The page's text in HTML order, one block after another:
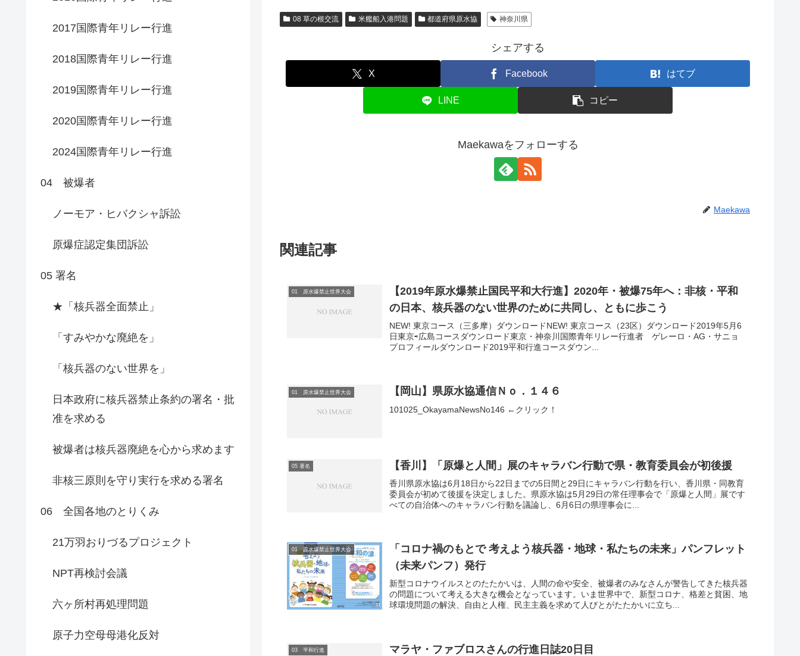
08 草の根交流 米艦船入港問題 都道府県原水協 神奈川県
シェアする
X Facebook はてブ
LINE コピー
Maekawaをフォローする
Maekawa
関連記事
01 原水爆禁止世界大会
【2019年原水爆禁止国民平和大行進】2020年・被爆75年へ：非核・平和
の日本、核兵器のない世界のために共同し、ともに歩こう
NEW! 東京コース（三多摩）ダウンロードNEW! 東京コース（23区）ダウンロード2019年5月6
日東京⇨広島コースダウンロード東京・神奈川国際青年リレー行進者 ゲレーロ・AG・サニョ
プロフィールダウンロード2019平和行進コースダウン...
01 原水爆禁止世界大会 【岡山】県原水協通信Ｎｏ．１４６
101025_OkayamaNewsNo146 ←クリック！
05 署名 【香川】「原爆と人間」展のキャラバン行動で県・教育委員会が初後援
香川県原水協は6月18日から22日までの5日間と29日にキャラバン行動を行い、香川県・同教育
委員会が初めて後援を決定しました。県原水協は5月29日の常任理事会で「原爆と人間」展です
べての自治体へのキャラバン行動を議論し、6月6日の県理事会に...
01 原水爆禁止世界大会
「コロナ禍のもとで 考えよう核兵器・地球・私たちの未来」パンフレット
（未来パンフ）発行
新型コロナウイルスとのたたかいは、人間の命や安全、被爆者のみなさんが警告してきた核兵器
の問題について考える大きな機会となっています。いま世界中で、新型コロナ、格差と貧困、地
球環境問題の解決、自由と人権、民主主義を求めて人びとがたたかいに立ち...
03 平和行進 マラヤ・ファブロスさんの行進日誌20日目
2017国際青年リレー行進
2018国際青年リレー行進
2019国際青年リレー行進
2020国際青年リレー行進
2024国際青年リレー行進
04 被爆者
ノーモア・ヒバクシャ訴訟
原爆症認定集団訴訟
05 署名
★「核兵器全面禁止」
「すみやかな廃絶を」
「核兵器のない世界を」
日本政府に核兵器禁止条約の署名・批
准を求める
被爆者は核兵器廃絶を心から求めます
非核三原則を守り実行を求める署名
06 全国各地のとりくみ
21万羽おりづるプロジェクト
NPT再検討会議
六ヶ所村再処理問題
原子力空母母港化反対